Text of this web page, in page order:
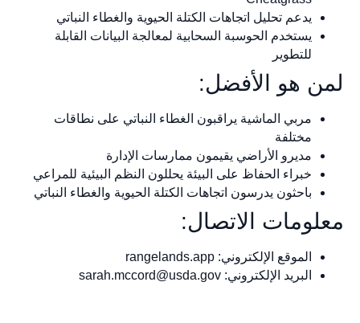
يدعم تحليل اتجاهات الكتلة الحيوية والغطاء النباتي
يستخدم الحوسبة السحابية لمعالجة البيانات القابلة
للتطوير
لمن هو الأفضل:
مربي الماشية يراقبون الغطاء النباتي على نطاقات
مختلفة
مديرو الأراضي يقيمون ممارسات الإدارة
خبراء الحفاظ على البيئة يحللون النظم البيئية للمراعي
باحثون يدرسون اتجاهات الكتلة الحيوية والغطاء النباتي
معلومات الاتصال:
الموقع الإلكتروني: rangelands.app
البريد الإلكتروني: sarah.mccord@usda.gov